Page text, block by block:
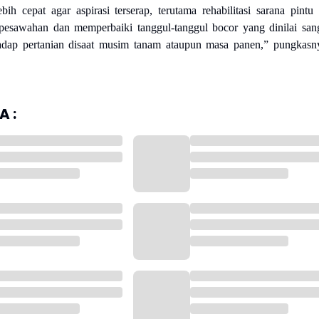
cepat agar aspirasi terserap, terutama rehabilitasi sarana pintu
dan memperbaiki tanggul-tanggul bocor yang dinilai
pertanian disaat musim tanam ataupun masa panen,”
: